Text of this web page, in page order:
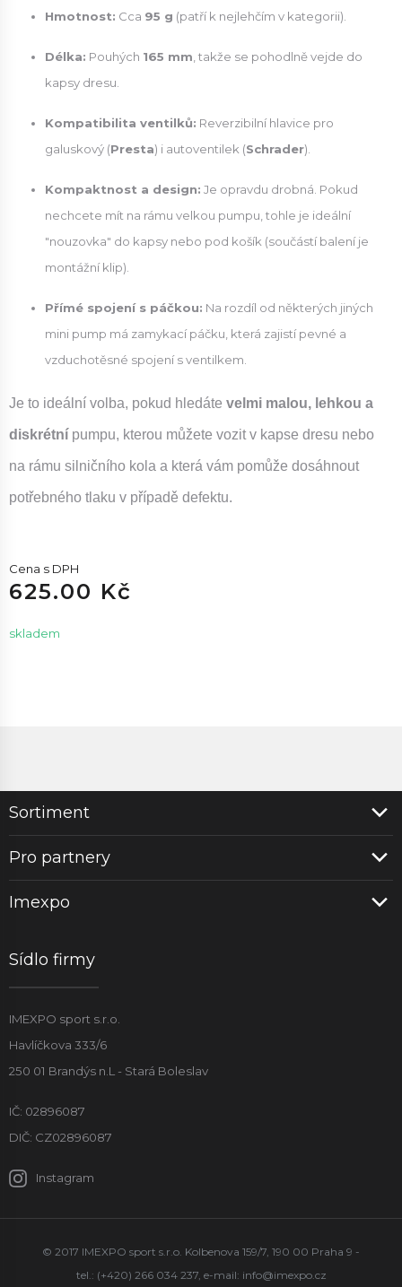
Hmotnost: Cca 95 g (patří k nejlehčím v kategorii).
Délka: Pouhých 165 mm , takže se pohodlně vejde do
kapsy dresu.
Kompatibilita ventilků: Reverzibilní hlavice pro
galuskový (Presta) i autoventilek (Schrader).
Kompaktnost a design: Je opravdu drobná. Pokud
nechcete mít na rámu velkou pumpu, tohle je ideální
"nouzovka" do kapsy nebo pod košík (součástí balení je
montážní klip).
Přímé spojení s páčkou: Na rozdíl od některých jiných
mini pump má zamykací páčku, která zajistí pevné a
vzduchotěsné spojení s ventilkem.
Je to ideální volba, pokud hledáte velmi malou, lehkou a
diskrétní pumpu, kterou můžete vozit v kapse dresu nebo
na rámu silničního kola a která vám pomůže dosáhnout
potřebného tlaku v případě defektu.
Cena s DPH
625.00 Kč
skladem
Sortiment
Pro partnery
Imexpo
Sídlo firmy
IMEXPO sport s.r.o.
Havlíčkova 333/6
250 01 Brandýs n.L - Stará Boleslav
IČ: 02896087
DIČ: CZ02896087
Instagram
© 2017 IMEXPO sport s.r.o. Kolbenova 159/7, 190 00 Praha 9 -
tel.: (+420) 266 034 237, e-mail: info@imexpo.cz